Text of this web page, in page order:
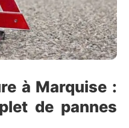
à Marquise :
de pannes